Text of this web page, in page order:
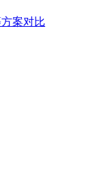
案对比